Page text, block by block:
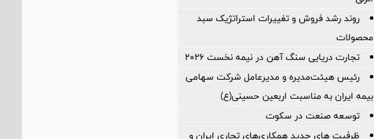
روند رشد فروش و تغییرات استراتژیک سبد
محصولات
تجارت دریایی سنگ آهن در نیمه نخست ۲۰۲۶
رئیس هیئت‌مدیره و مدیرعامل شرکت سهامی
بیمه ایران به مناسبت اربعین حسینی(ع)
توسعه صنعت در سکوت
ظرفیت های جدید همکاری‌های تجاری ایران و